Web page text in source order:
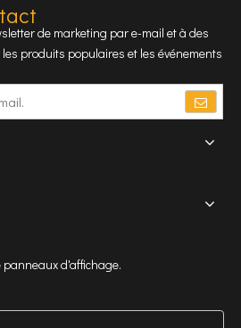
de marketing par e-mail et à des
produits populaires et les événements
d'affichage.